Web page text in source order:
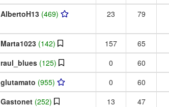
AlbertoH13 (469) 23 79
Marta1023 (142) 157 65
raul_blues (125) 0 60
glutamato (955) 0 60
Gastonet (252) 13 47